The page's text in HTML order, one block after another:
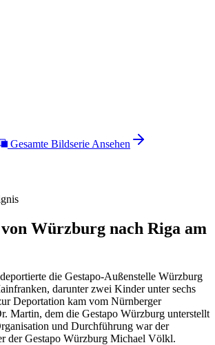
Gesamte Bildserie Ansehen
Würzburg nach Riga am
die Gestapo-Außenstelle Würzburg
darunter zwei Kinder unter sechs
Deportation kam vom Nürnberger
Martin, dem die Gestapo Würzburg unterstellt
und Durchführung war der
der Gestapo Würzburg Michael Völkl.